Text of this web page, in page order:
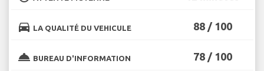
directions_car LA QUALITÉ DU VEHICULE 88 / 100
room_service BUREAU D'INFORMATION 78 / 100